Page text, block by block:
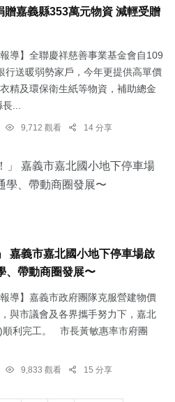
嘉義縣353萬元物資 減輕受贈
導】全聯慶祥慈善事業基金會自109
行送暖弱勢家戶，今年更提供高單價
精及環保衛生紙等物資，補助總金
...
9,712 觀看 14 分享
嘉義市嘉北國小地下停車場啟
、帶動商圈發展〜
導】嘉義市政府團隊克服營建物價
與市議會及各界攜手努力下，嘉北
順利完工。 市長黃敏惠率市府團
9,833 觀看 15 分享